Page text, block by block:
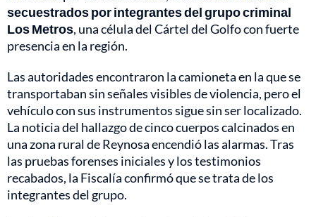
secuestrados por integrantes del grupo criminal
Los Metros, una célula del Cártel del Golfo con fuerte
presencia en la región.
Las autoridades encontraron la camioneta en la que se
transportaban sin señales visibles de violencia, pero el
vehículo con sus instrumentos sigue sin ser localizado.
La noticia del hallazgo de cinco cuerpos calcinados en
una zona rural de Reynosa encendió las alarmas. Tras
las pruebas forenses iniciales y los testimonios
recabados, la Fiscalía confirmó que se trata de los
integrantes del grupo.